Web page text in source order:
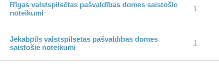
Rīgas valstspilsētas pašvaldības domes saistošie
noteikumi
1
Jēkabpils valstspilsētas pašvaldības domes
saistošie noteikumi
1